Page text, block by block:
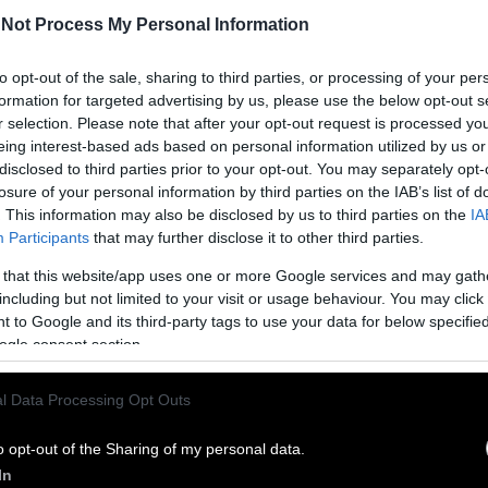
Not Process My Personal Information
opt-out of the sale, sharing to third parties, or processing of your
for targeted advertising by us, please use the below opt-out
selection. Please note that after your opt-out request is processed
interest-based ads based on personal information utilized by us
to third parties prior to your opt-out. You may separately
of your personal information by third parties on the IAB’s list of
This information may also be disclosed by us to third parties on the
Participants that may further disclose it to other third parties.
that this website/app uses one or more Google services and may
but not limited to your visit or usage behaviour. You may
to Google and its third-party tags to use your data for below
consent section.
Data Processing Opt Outs
opt-out of the Sharing of my personal data.
ή «στραγγαλίζει» την οικονομία; Το ερώτημα
και αγορές
των τελευταίων δεκαετιών κατευθύνεται στην τεχνητή
δολάρια διοχετεύονται σε data centers,
όλο και περισσότεροι οικονομολόγοι
λειτουργεί μόνο ως μοχλός ανάπτυξης. Ίσως,
ανθρώπινο δυναμικό και επενδύσεις από ολόκληρη
μια νέα μορφή οικονομικής ανισορροπίας
στον κινηματογράφο;
ταχύτητα στο Χόλιγουντ αυξάνοντας τις ανησυχίες